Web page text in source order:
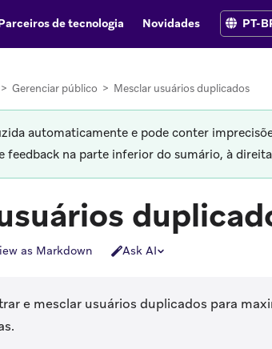
de tecnologia Novidades
> Gerenciar público > Mesclar usuários duplicados
automaticamente e pode conter
feedback na parte inferior do sumário, à
as Markdown Ask AI
e mesclar usuários duplicados para